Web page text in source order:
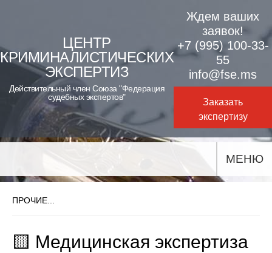
content
ЦЕНТР
КРИМИНАЛИСТИЧЕСКИХ
ЭКСПЕРТИЗ
Действительный член Союза "Федерация
судебных экспертов"
Ждем ваших
заявок!
+7 (995) 100-33-
55
info@fse.ms
Заказать
экспертизу
МЕНЮ
ПРОЧИЕ...
🟨 Медицинская экспертиза